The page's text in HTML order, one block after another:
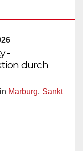
-
durch
in Marburg, Sankt